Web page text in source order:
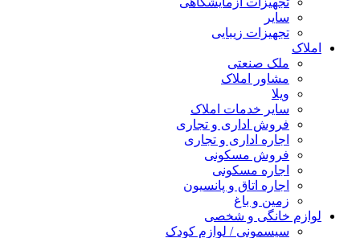
سایر
تجهیزات زیبایی
املاک
ملک صنعتی
مشاور املاک
ویلا
سایر خدمات املاک
فروش اداری و تجاری
اجاره اداری و تجاری
فروش مسکونی
اجاره مسکونی
اجاره اتاق و پانسیون
زمین و باغ
لوازم خانگی و شخصی
سیسمونی / لوازم کودک